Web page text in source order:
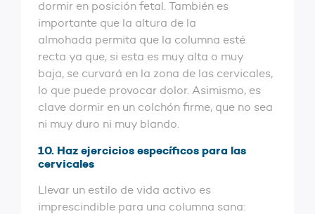
dormir en posición fetal. También es
importante que la altura de la
almohada permita que la columna esté
recta ya que, si esta es muy alta o muy
baja, se curvará en la zona de las cervicales,
lo que puede provocar dolor. Asimismo, es
clave dormir en un colchón firme, que no sea
ni muy duro ni muy blando.
10. Haz ejercicios específicos para las
cervicales
Llevar un estilo de vida activo es
imprescindible para una columna sana: